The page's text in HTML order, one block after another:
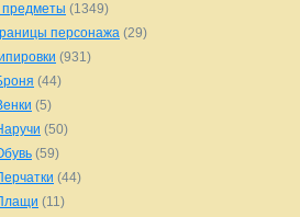
(1349)
персонажа (29)
(931)
(44)
(5)
(50)
(59)
(44)
(11)